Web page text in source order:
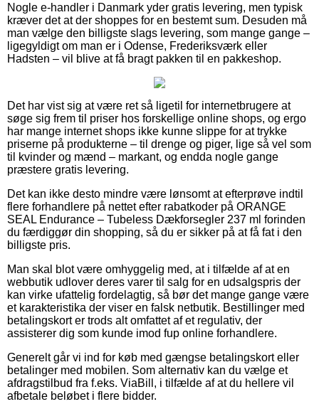
Nogle e-handler i Danmark yder gratis levering, men typisk
kræver det at der shoppes for en bestemt sum. Desuden må
man vælge den billigste slags levering, som mange gange –
ligegyldigt om man er i Odense, Frederiksværk eller
Hadsten – vil blive at få bragt pakken til en pakkeshop.
Det har vist sig at være ret så ligetil for internetbrugere at
søge sig frem til priser hos forskellige online shops, og ergo
har mange internet shops ikke kunne slippe for at trykke
priserne på produkterne – til drenge og piger, lige så vel som
til kvinder og mænd – markant, og endda nogle gange
præstere gratis levering.
Det kan ikke desto mindre være lønsomt at efterprøve indtil
flere forhandlere på nettet efter rabatkoder på ORANGE
SEAL Endurance – Tubeless Dækforsegler 237 ml forinden
du færdiggør din shopping, så du er sikker på at få fat i den
billigste pris.
Man skal blot være omhyggelig med, at i tilfælde af at en
webbutik udlover deres varer til salg for en udsalgspris der
kan virke ufattelig fordelagtig, så bør det mange gange være
et karakteristika der viser en falsk netbutik. Bestillinger med
betalingskort er trods alt omfattet af et regulativ, der
assisterer dig som kunde imod fup online forhandlere.
Generelt går vi ind for køb med gængse betalingskort eller
betalinger med mobilen. Som alternativ kan du vælge et
afdragstilbud fra f.eks. ViaBill, i tilfælde af at du hellere vil
afbetale beløbet i flere bidder.